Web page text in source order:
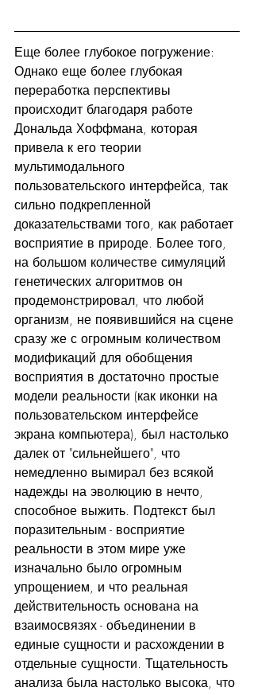
Еще более глубокое погружение:
Однако еще более глубокая
переработка перспективы
происходит благодаря работе
Дональда Хоффмана, которая
привела к его теории
мультимодального
пользовательского интерфейса, так
сильно подкрепленной
доказательствами того, как работает
восприятие в природе. Более того,
на большом количестве симуляций
генетических алгоритмов он
продемонстрировал, что любой
организм, не появившийся на сцене
сразу же с огромным количеством
модификаций для обобщения
восприятия в достаточно простые
модели реальности (как иконки на
пользовательском интерфейсе
экрана компьютера), был настолько
далек от "сильнейшего", что
немедленно вымирал без всякой
надежды на эволюцию в нечто,
способное выжить. Подтекст был
поразительным - восприятие
реальности в этом мире уже
изначально было огромным
упрощением, и что реальная
действительность основана на
взаимосвязях - объединении в
единые сущности и расхождении в
отдельные сущности. Тщательность
анализа была настолько высока, что